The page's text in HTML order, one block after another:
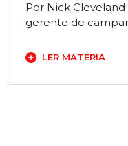
Por Nick
gerente de
LER MATÉRIA